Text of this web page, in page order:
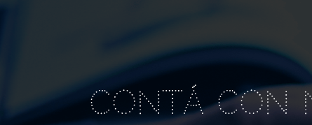
Contá con